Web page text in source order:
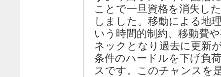
ことで一旦資格を消失し
しました。移動による地
いう時間的制約、移動費
ネックとなり過去に更新
条件のハードルを下げ負
スです。このチャンスを